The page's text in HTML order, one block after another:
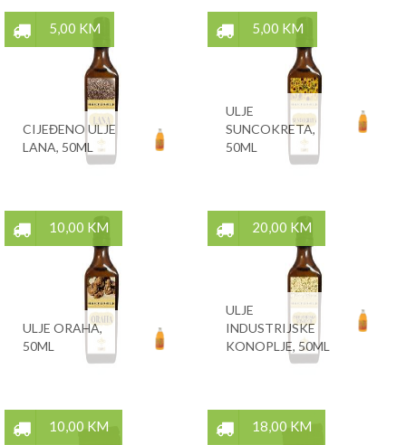
5,00 KM
CIJEĐENO ULJE
LANA, 50ML
5,00 KM
ULJE
SUNCOKRETA,
50ML
10,00 KM
ULJE ORAHA,
50ML
20,00 KM
ULJE
INDUSTRIJSKE
KONOPLJE, 50ML
10,00 KM 18,00 KM